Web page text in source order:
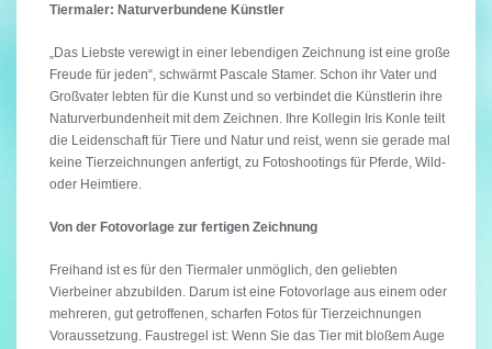
Tiermaler: Naturverbundene Künstler
„Das Liebste verewigt in einer lebendigen Zeichnung ist eine große
Freude für jeden“, schwärmt Pascale Stamer. Schon ihr Vater und
Großvater lebten für die Kunst und so verbindet die Künstlerin ihre
Naturverbundenheit mit dem Zeichnen. Ihre Kollegin Iris Konle teilt
die Leidenschaft für Tiere und Natur und reist, wenn sie gerade mal
keine Tierzeichnungen anfertigt, zu Fotoshootings für Pferde, Wild-
oder Heimtiere.
Von der Fotovorlage zur fertigen Zeichnung
Freihand ist es für den Tiermaler unmöglich, den geliebten
Vierbeiner abzubilden. Darum ist eine Fotovorlage aus einem oder
mehreren, gut getroffenen, scharfen Fotos für Tierzeichnungen
Voraussetzung. Faustregel ist: Wenn Sie das Tier mit bloßem Auge